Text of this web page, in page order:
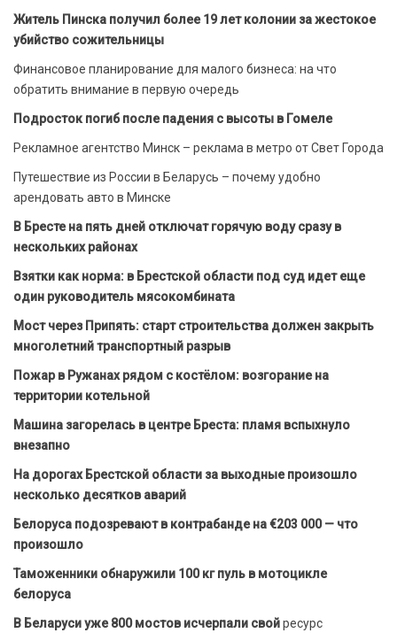
Житель Пинска получил более 19 лет колонии за жестокое
убийство сожительницы
Финансовое планирование для малого бизнеса: на что
обратить внимание в первую очередь
Подросток погиб после падения с высоты в Гомеле
Рекламное агентство Минск – реклама в метро от Свет Города
Путешествие из России в Беларусь – почему удобно
арендовать авто в Минске
В Бресте на пять дней отключат горячую воду сразу в
нескольких районах
Взятки как норма: в Брестской области под суд идет еще
один руководитель мясокомбината
Мост через Припять: старт строительства должен закрыть
многолетний транспортный разрыв
Пожар в Ружанах рядом с костёлом: возгорание на
территории котельной
Машина загорелась в центре Бреста: пламя вспыхнуло
внезапно
На дорогах Брестской области за выходные произошло
несколько десятков аварий
Белоруса подозревают в контрабанде на €203 000 — что
произошло
Таможенники обнаружили 100 кг пуль в мотоцикле
белоруса
В Беларуси уже 800 мостов исчерпали свойресурс